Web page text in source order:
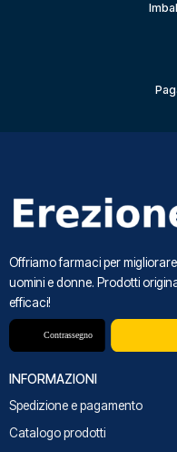
Offriamo farmaci per
uomini e donne. Prodotti
efficaci!
INFORMAZIONI
Spedizione e pagamento
Catalogo prodotti